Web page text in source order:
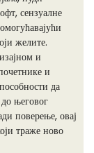
сензуалне
желите.
и
и
да
његовог
поверење, овај
траже ново